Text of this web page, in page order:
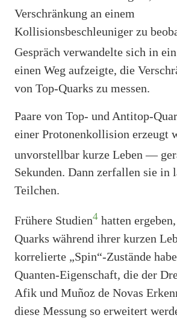
Verschränkung an einem
Kollisionsbeschleuniger zu
Gespräch verwandelte sich in
einen Weg aufzeigte, die
von Top-Quarks zu messen.
Paare von Top- und Antitop-
einer Protonenkollision erzeugt
unvorstellbar kurze Leben —
Sekunden. Dann zerfallen sie in
Teilchen.
Frühere Studien4 hatten
Quarks während ihrer kurzen
korrelierte „Spin“-Zustände
Quanten-Eigenschaft, die der
Afik und Muñoz de Novas
diese Messung so erweitert